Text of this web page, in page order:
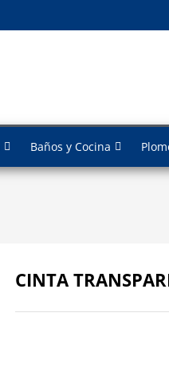
Baños y Cocina
CINTA